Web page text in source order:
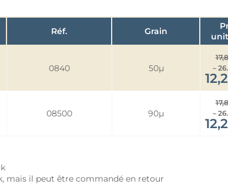
Réf. Grain
0840 50µ
–
08500 90µ
–
mais il peut être commandé en retour